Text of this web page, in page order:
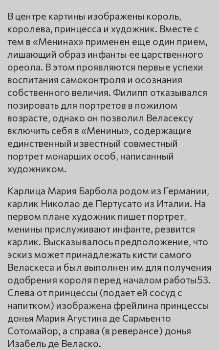
В центре картины изображены король,
королева, принцесса и художник. Вместе с
тем в «Менинах» применен еще один прием,
лишающий образ инфанты ее царственного
ореола. В этом проявляются первые успехи
воспитания самоконтроля и осознания
собственного величия. Филипп отказывался
позировать для портретов в пожилом
возрасте, однако он позволил Веласексу
включить себя в «Менины», содержащие
единственный известный совместный
портрет монарших особ, написанный
художником.
Карлица Мария Барбола родом из Германии,
карлик Николао де Пертусато из Италии. На
первом плане художник пишет портрет,
менины прислуживают инфанте, резвится
карлик. Высказывалось предположение, что
эскиз может принадлежать кисти самого
Веласкеса и был выполнен им для получения
одобрения короля перед началом работы53.
Слева от принцессы (подает ей сосуд с
напитком) изображена фрейлина принцессы
донья Мария Агустина де Сармьенто
Сотомайор, а справа (в реверансе) донья
Изабель де Веласко.